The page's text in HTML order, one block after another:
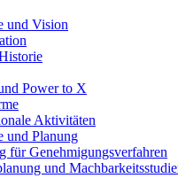
und Vision
Power to X
Aktivitäten
und Planung
für Genehmigungsverfahren
und